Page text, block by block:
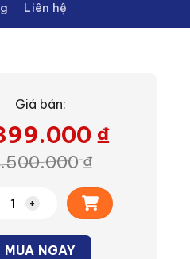
Liên hệ
Giá bán:
₫
₫
lọc không khí Philips
MUA NGAY